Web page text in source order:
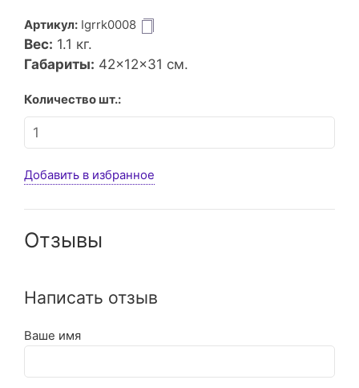
Артикул: Igrrk0008
Вес: 1.1 кг.
Габариты: 42×12×31 см.
Количество шт.:
Добавить в избранное
Отзывы
Написать отзыв
Ваше имя